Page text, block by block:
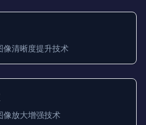
像清晰度提升技术
像放大增强技术